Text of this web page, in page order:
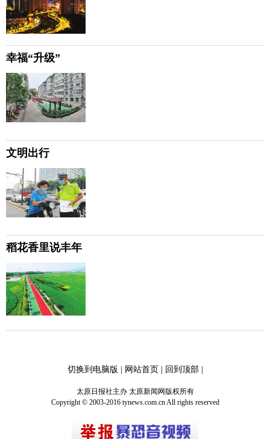
幸福“升级”
文明出行
稻花香里说丰年
切换到电脑版 | 网站首页| 回到顶部|
太原日报社主办 太原新闻网版权所有
Copyright © 2003-2016 tynews.com.cn All rights reserved